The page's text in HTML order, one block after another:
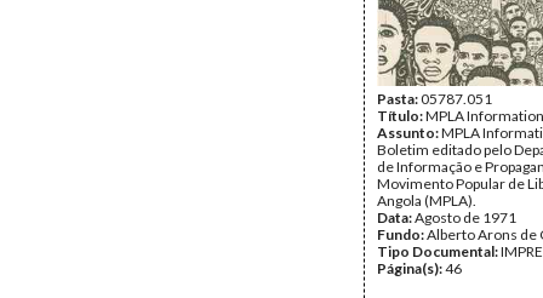
Pasta:05787.051
Título:MPLA
Assunto:MPLA
Boletim editado pelo
de Informação e
Movimento Popular de
Angola (MPLA).
Data:Agosto de 1971
Fundo:Alberto Arons de
Tipo Documental:
Página(s):46